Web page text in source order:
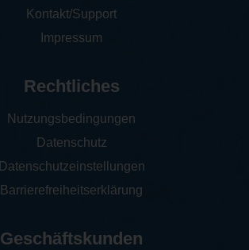
Kontakt/Support
Impressum
Rechtliches
Nutzungsbedingungen
Datenschutz
Datenschutzeinstellungen
Barrierefreiheitserklärung
Geschäftskunden